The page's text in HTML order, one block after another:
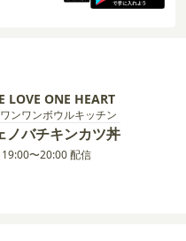
LOVE ONE HEART
ンワンボウルキッチン
ノバチキンカツ丼
〜20:00 配信